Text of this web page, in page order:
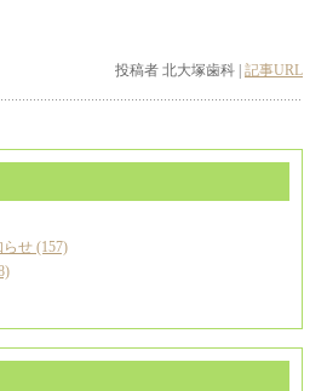
投稿者 北大塚歯科 | 記事URL
せ (157)